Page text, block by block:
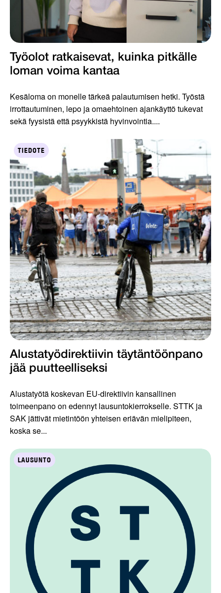
Työolot ratkaisevat, kuinka pitkälle
loman voima kantaa
Kesäloma on monelle tärkeä palautumisen hetki. Työstä
irrottautuminen, lepo ja omaehtoinen ajankäyttö tukevat
sekä fyysistä että psyykkistä hyvinvointia....
TIEDOTE
Alustatyödirektiivin täytäntöönpano
jää puutteelliseksi
Alustatyötä koskevan EU-direktiivin kansallinen
toimeenpano on edennyt lausuntokierrokselle. STTK ja
SAK jättivät mietintöön yhteisen eriävän mielipiteen,
koska se...
LAUSUNTO